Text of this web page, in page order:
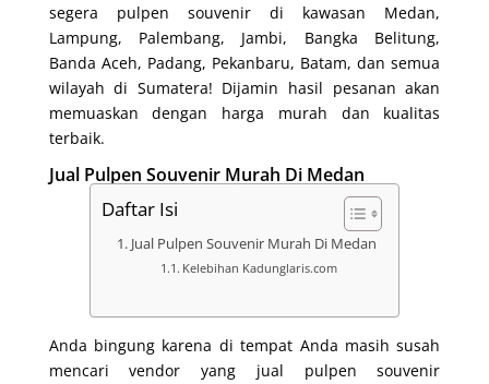
segera pulpen souvenir di kawasan Medan,
Lampung, Palembang, Jambi, Bangka Belitung,
Banda Aceh, Padang, Pekanbaru, Batam, dan semua
wilayah di Sumatera! Dijamin hasil pesanan akan
memuaskan dengan harga murah dan kualitas
terbaik.
Jual Pulpen Souvenir Murah Di Medan
Daftar Isi
Jual Pulpen Souvenir Murah Di Medan
Kelebihan Kadunglaris.com
Anda bingung karena di tempat Anda masih susah
mencari vendor yang jual pulpen souvenir